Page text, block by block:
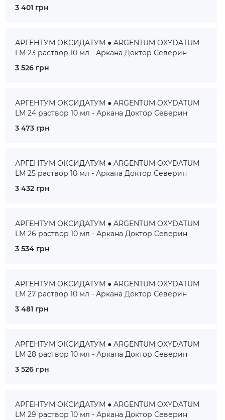
3 401 грн
АРГЕНТУМ ОКСИДАТУМ ● ARGENTUM OXYDATUM
LM 23 раствор 10 мл - Аркана Доктор Северин
3 526 грн
АРГЕНТУМ ОКСИДАТУМ ● ARGENTUM OXYDATUM
LM 24 раствор 10 мл - Аркана Доктор Северин
3 473 грн
АРГЕНТУМ ОКСИДАТУМ ● ARGENTUM OXYDATUM
LM 25 раствор 10 мл - Аркана Доктор Северин
3 432 грн
АРГЕНТУМ ОКСИДАТУМ ● ARGENTUM OXYDATUM
LM 26 раствор 10 мл - Аркана Доктор Северин
3 534 грн
АРГЕНТУМ ОКСИДАТУМ ● ARGENTUM OXYDATUM
LM 27 раствор 10 мл - Аркана Доктор Северин
3 481 грн
АРГЕНТУМ ОКСИДАТУМ ● ARGENTUM OXYDATUM
LM 28 раствор 10 мл - Аркана Доктор Северин
3 526 грн
АРГЕНТУМ ОКСИДАТУМ ● ARGENTUM OXYDATUM
LM 29 раствор 10 мл - Аркана Доктор Северин